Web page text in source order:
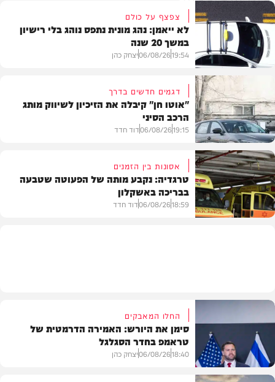
משטרה
צפצף על כולם
לא ייאמן: נהג מונית נתפס נוהג בלי רישיון
במשך 20 שנה
19:54
06/08/26יצחק כהן
רכב
דגמים חדשים בדרך
"אוטו חן" קיבלה את הזיכיון לשיווק מותג
הרכב הסיני
19:15
06/08/26דוד חדד
אסונות בין הזמנים
טרגדיה: נקבע מותה של הפעוטה שטבעה
בבריכה באשקלון
18:59
06/08/26דוד חדד
החלו המאבקים
סימן את היורש: האמירה הדרמטית של
טראמפ בחדר הסגלגל
18:40
06/08/26יצחק כהן